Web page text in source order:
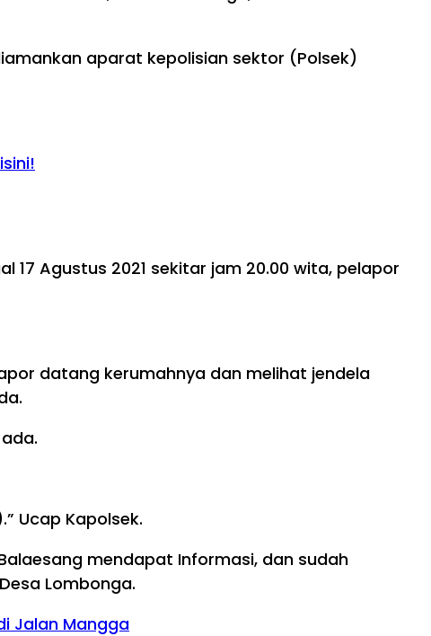
aparat kepolisian sektor (Polsek)
17 Agustus 2021 sekitar jam 20.00 wita, pelapor
datang kerumahnya dan melihat jendela
Ucap Kapolsek.
mendapat Informasi, dan sudah
Lombonga.
Jalan Mangga